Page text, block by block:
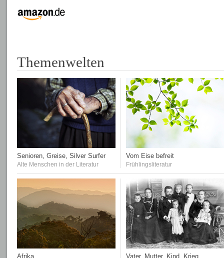
Themenwelten
Senioren, Greise, Silver Surfer
Alte Menschen in der Literatur
Vom Eise befreit
Frühlingsliteratur
Afrika Vater, Mutter, Kind, Krieg